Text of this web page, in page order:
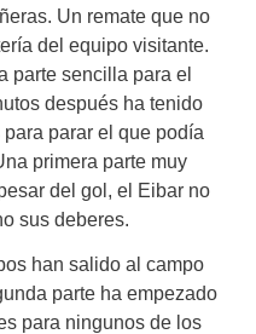
Un remate que no
del equipo visitante.
parte sencilla para el
después ha tenido
parar el que podía
primera parte muy
del gol, el Eibar no
sus deberes.
han salido al campo
parte ha empezado
para ningunos de los